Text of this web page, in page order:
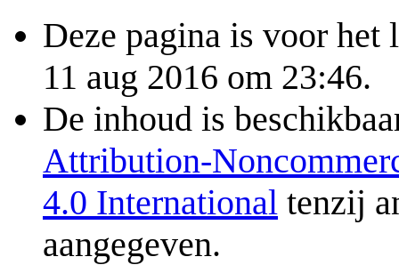
Deze pagina is voor het
11 aug 2016 om 23:46.
De inhoud is
Attribution-
4.0 International tenzij
aangegeven.